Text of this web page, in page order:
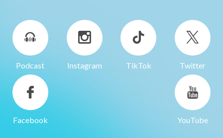
Podcast Instagram TikTok Twitter
Facebook YouTube